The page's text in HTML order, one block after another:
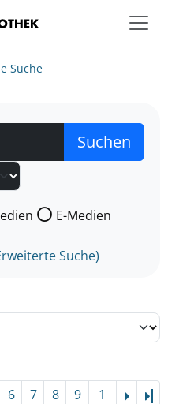
Suche
nach der Sie suchen wollen.
E-Medien
Suche)
6 7 8 9
1